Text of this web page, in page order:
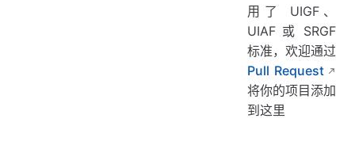
用了 UIGF、
UIAF 或 SRGF
标准，欢迎通过
Pull Request
将你的项目添加
到这里